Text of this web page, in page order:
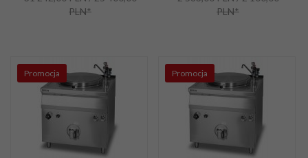
PLN*
PLN*
Promocja Promocja